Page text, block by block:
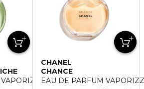
CHANEL
CHANCE
EAU DE PARFUM